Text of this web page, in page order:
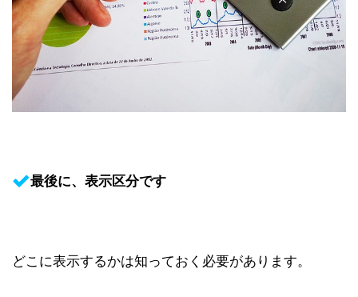
最後に、表示区分です
どこに表示するかは知っておく必要があります。